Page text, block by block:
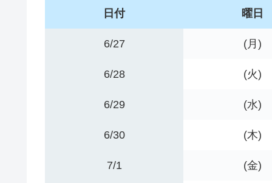
日付 曜日
6/27 (月)
6/28 (火)
6/29 (水)
6/30 (木)
7/1 (金)